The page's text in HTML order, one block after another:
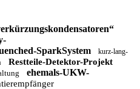
SparkSystem
kurz-lang-
Restteile-Detektor-Projekt
ehemals-UKW-